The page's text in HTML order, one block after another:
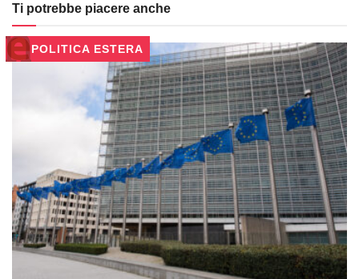
Ti potrebbe piacere anche
POLITICA ESTERA